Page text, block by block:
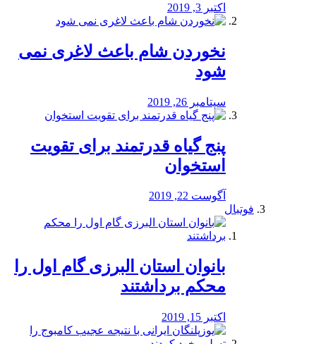
اکتبر 3, 2019
نخوردن شام باعث لاغری نمی
‌شود
سپتامبر 26, 2019
پنج گیاه قدرتمند برای تقویت
استخوان
آگوست 22, 2019
فوتبال
بانوان استان البرزی گام اول را
محكم برداشتند
اکتبر 15, 2019